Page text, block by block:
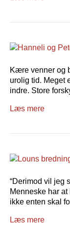
Kære venner og
urolig tid. Meget
indre. Store
Læs mere
“Derimod vil jeg
Menneske har
ikke enten skal
Læs mere